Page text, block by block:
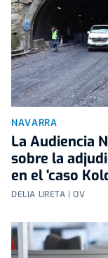
NAVARRA
La Audiencia
sobre la
en el 'caso
DELIA URETA | OV